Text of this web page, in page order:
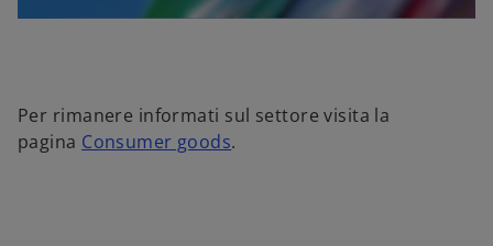
Per rimanere informati sul settore visita la
pagina Consumer goods.